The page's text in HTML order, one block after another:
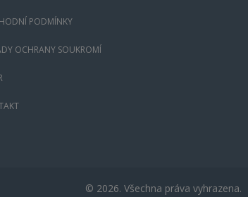
PODMÍNKY
OCHRANY SOUKROMÍ
© 2026. Všechna práva vyhrazena.